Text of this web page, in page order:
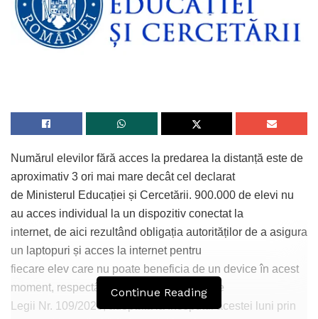
Numărul elevilor fără acces la predarea la distanță este de
aproximativ 3 ori mai mare decât cel declarat
de Ministerul Educației și Cercetării. 900.000 de elevi nu
au acces individual la un dispozitiv conectat la
internet, de aici rezultând obligația autorităților de a asigura
un laptopuri și acces la internet pentru
fiecare elev care nu poate beneficia de un device în acest
moment, respectându-se astfel prevederile
Legii Nr. 109/2020, adoptată la începutul acestei luni prin
Continue Reading